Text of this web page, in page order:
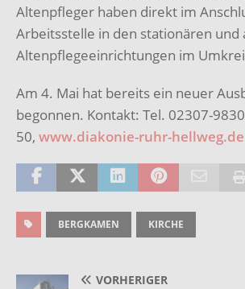
Altenpfleger haben direkt im
Arbeitsstelle in den stationären und
Altenpflegeeinrichtungen im
Am 4. Mai hat bereits ein neuer
begonnen. Kontakt: Tel. 02307-
50, www.diakonie-ruhr-hellweg.de
BERGKAMEN KIRCHE
VORHERIGER